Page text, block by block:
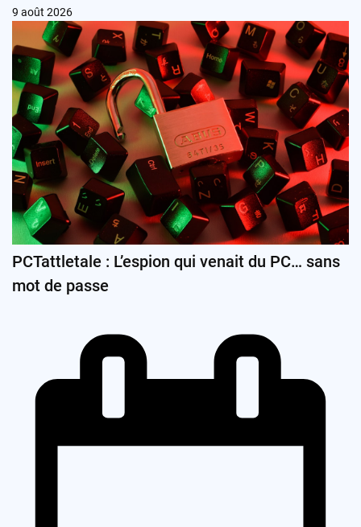
9 août 2026
PCTattletale : L’espion qui venait du PC… sans
mot de passe